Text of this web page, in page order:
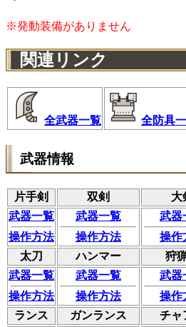
※発動装備がありません
関連リンク
全武器一覧 全防具
武器情報
片手剣 双剣
大
武器一覧
操作方法
武器一覧
操作方法
武器
操作
太刀
ハンマー
狩
武器一覧
操作方法
武器一覧
操作方法
武器
操作
ランス
ガンランス
チャ